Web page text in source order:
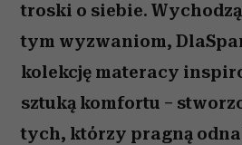
troski o siebie.
tym wyzwaniom,
kolekcję materacy
sztuką komfortu –
tych, którzy pragną